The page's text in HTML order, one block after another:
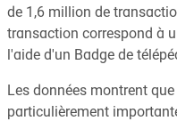
de 1,6 million de
transaction correspond à
l'aide d'un Badge de
Les données montrent que
particulièrement